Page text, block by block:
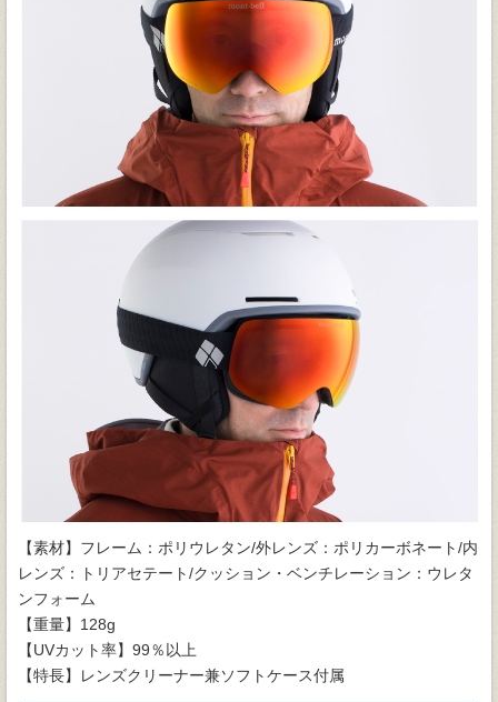
【素材】フレーム：ポリウレタン/外レンズ：ポリカーボネート/内
レンズ：トリアセテート/クッション・ベンチレーション：ウレタ
ンフォーム
【重量】128g
【UVカット率】99％以上
【特長】レンズクリーナー兼ソフトケース付属